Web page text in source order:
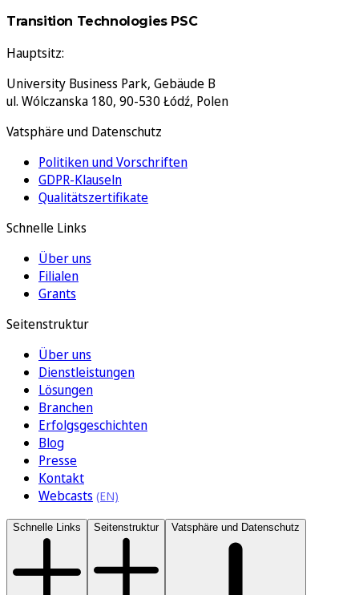
Transition Technologies PSC
Hauptsitz:
University Business Park, Gebäude B
ul. Wólczanska 180, 90-530 Łódź, Polen
Vatsphäre und Datenschutz
Politiken und Vorschriften
GDPR-Klauseln
Qualitätszertifikate
Schnelle Links
Über uns
Filialen
Grants
Seitenstruktur
Über uns
Dienstleistungen
Lösungen
Branchen
Erfolgsgeschichten
Blog
Presse
Kontakt
Webcasts
Schnelle Links Seitenstruktur Vatsphäre und Datenschutz